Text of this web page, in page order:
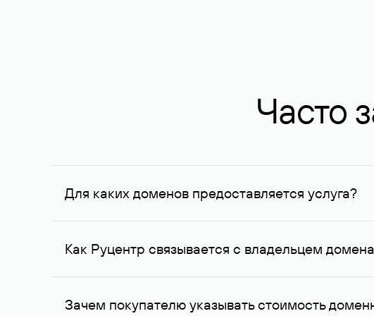
Часто
Для каких доменов предоставляется услуга?
Услуга доступна для доменов, зарегистрированных в
Как Руцентр связывается с владельцем
Для связи с владельцем домена используются его
Зачем покупателю указывать стоимость